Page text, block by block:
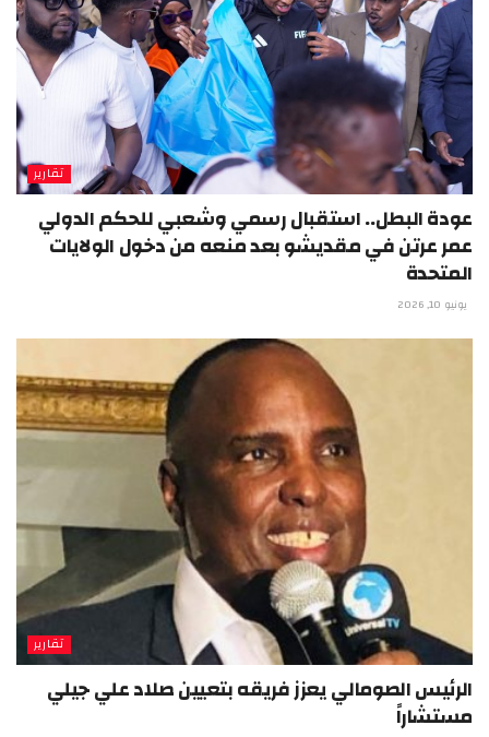
تقارير
عودة البطل.. استقبال رسمي وشعبي للحكم الدولي
عمر عرتن في مقديشو بعد منعه من دخول الولايات
المتحدة
يونيو 10, 2026
تقارير
الرئيس الصومالي يعزز فريقه بتعيين صلاد علي جيلي
مستشاراً